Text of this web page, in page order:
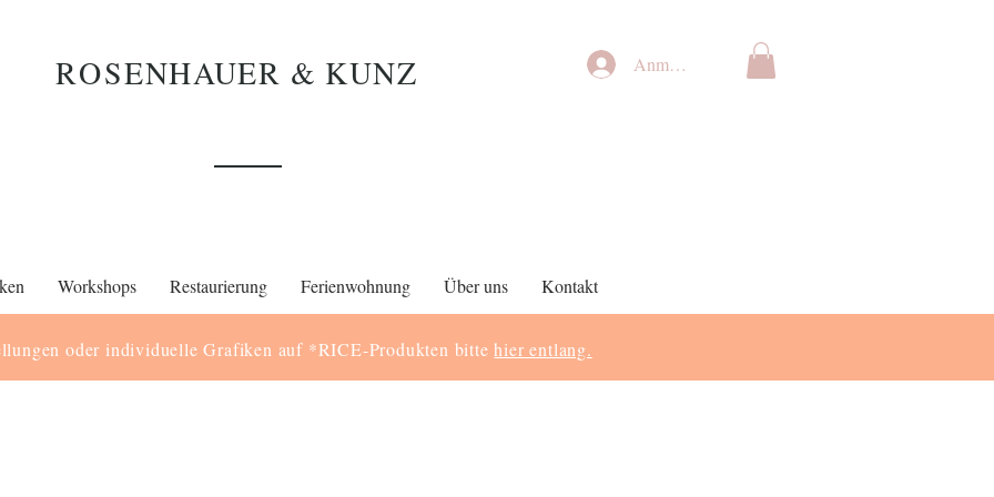
ROSENHAUER & KUNZ Anmelden
Workshops Restaurierung Ferienwohnung Über uns Kontakt
oder individuelle Grafiken auf *RICE-Produkten bittehier entlang.